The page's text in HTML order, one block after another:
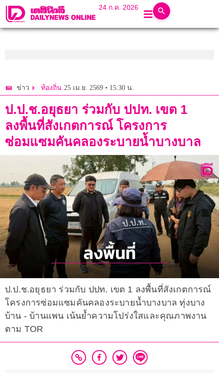
24 ก.ค. 2026
ข่าว ท้องถิ่น 25 เม.ย. 2569 • 15:30 น.
ป.ป.ช.อยุธยา ร่วมกับ ปปท. เขต 1
ลงพื้นที่สังเกตการณ์ โครงการ
ซ่อมแซมคันคลองระบายน้ำบางบาล
ป.ป.ช.อยุธยา ร่วมกับ ปปท. เขต 1 ลงพื้นที่สังเกตการณ์
โครงการซ่อมแซมคันคลองระบายน้ำบางบาล ทุ่งบาง
บ้าน - บ้านแพน เน้นย้ำความโปร่งใสและคุณภาพงาน
ตาม TOR